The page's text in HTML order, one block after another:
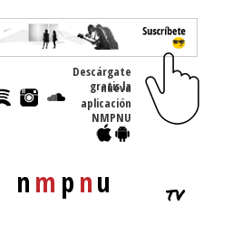
nm pnu tv
Descárgate
gratis la nueva
aplicación
NMPNU